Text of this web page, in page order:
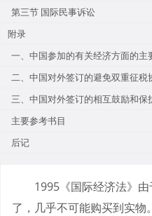
第三节 国际民事诉讼
附录
一、中国参加的有关经济方面的主
二、中国对外签订的避免双重征税
三、中国对外签订的相互鼓励和保
主要参考书目
后记
1995《国际经济法》
了，几乎不可能购买到实物。